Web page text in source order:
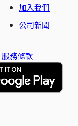
加入我們
公司新聞
服務條款